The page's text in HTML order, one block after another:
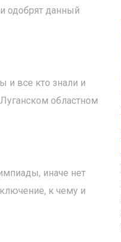
одобрят данный
и все кто знали и
областном
иначе нет
к чему и